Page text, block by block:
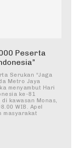
Peserta
Serukan “Jaga
Metro Jaya
menyambut Hari
ke-81
kawasan Monas,
WIB. Apel
masyarakat